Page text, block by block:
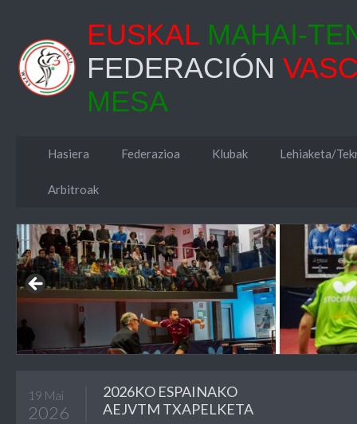
EUSKAL MAHAI-
FEDERACIÓN
MESA
Hasiera Federazioa Klubak Lehiaketa/
Arbitroak
19 Mai
2026
2026KO ESPAINAKO
AEJVTM TXAPELKETA